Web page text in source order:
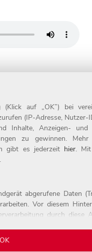
auf „OK”) bei
(IP-Adresse,
Inhalte, Anzeigen- und
zu gewinnen.
gibt es jederzeit hier.
abgerufene Daten
Vor diesem
durch diese
Google, Youtube
OK